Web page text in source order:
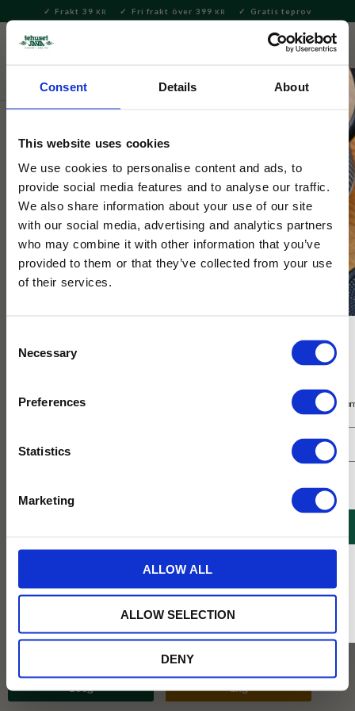
Consent Details About
This website uses cookies
We use cookies to personalise content and ads, to
provide social media features and to analyse our traffic.
We also share information about your use of our site
with our social media, advertising and analytics partners
who may combine it with other information that you’ve
provided to them or that they’ve collected from your use
of their services.
Selection
Necessary
Preferences
Statistics
Marketing
ALLOW ALL
ALLOW SELECTION
DENY
Meny
Frakt 39 KR Fri frakt över 399 KR Gratis teprov
Te Löste Svart te
Tehuset Java
Yunnan Golden Tips Superior Full
Leaf svart te
Yunnan Golden Tips Superior från södra Yunnan. Hela rullade
blad, "en knopp och två blad". Toner av honung och melass.
100g
1kg
Få 10% rabatt på ditt första köp på nätet och ta del av erbjudanden året
* Rabatten gäller endast online på Tehusetjava.se. Rabatten fungerar endast på